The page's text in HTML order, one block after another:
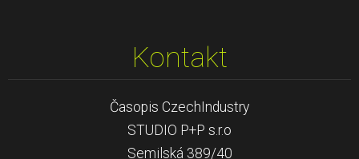
Kontakt
Časopis CzechIndustry
STUDIO P+P s.r.o
Semilská 389/40